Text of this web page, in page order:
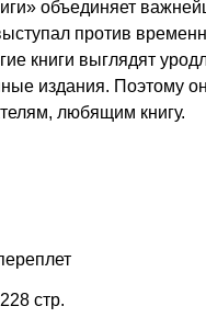
объединяет
против
книги выглядят
издания. Поэтому
любящим книгу.
стр.